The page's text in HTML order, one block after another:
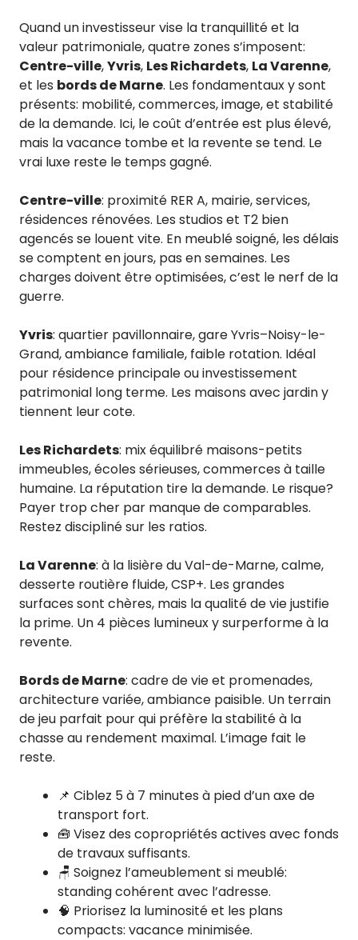
Quand un investisseur vise la tranquillité et la
valeur patrimoniale, quatre zones s’imposent:
Centre-ville,Yvris, Les Richardets, La Varenne,
et les bords de Marne. Les fondamentaux y sont
présents: mobilité, commerces, image, et stabilité
de la demande. Ici, le coût d’entrée est plus élevé,
mais la vacance tombe et la revente se tend. Le
vrai luxe reste le temps gagné.
Centre-ville: proximité RER A, mairie, services,
résidences rénovées. Les studios et T2 bien
agencés se louent vite. En meublé soigné, les délais
se comptent en jours, pas en semaines. Les
charges doivent être optimisées, c’est le nerf de la
guerre.
Yvris: quartier pavillonnaire, gare Yvris–Noisy-le-
Grand, ambiance familiale, faible rotation. Idéal
pour résidence principale ou investissement
patrimonial long terme. Les maisons avec jardin y
tiennent leur cote.
Les Richardets: mix équilibré maisons-petits
immeubles, écoles sérieuses, commerces à taille
humaine. La réputation tire la demande. Le risque?
Payer trop cher par manque de comparables.
Restez discipliné sur les ratios.
La Varenne: à la lisière du Val-de-Marne, calme,
desserte routière fluide, CSP+. Les grandes
surfaces sont chères, mais la qualité de vie justifie
la prime. Un 4 pièces lumineux y surperforme à la
revente.
Bords de Marne: cadre de vie et promenades,
architecture variée, ambiance paisible. Un terrain
de jeu parfait pour qui préfère la stabilité à la
chasse au rendement maximal. L’image fait le
reste.
📌 Ciblez 5 à 7 minutes à pied d’un axe de
transport fort.
🧰 Visez des copropriétés actives avec fonds
de travaux suffisants.
🪑 Soignez l’ameublement si meublé:
standing cohérent avec l’adresse.
🧠 Priorisez la luminosité et les plans
compacts: vacance minimisée.